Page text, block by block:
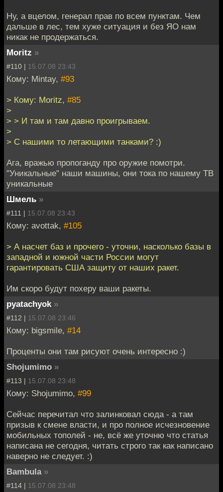
Ну, а вцелом, генерал прав по всем пунктам. Чем
дальше в лес, тем хуже ситуация и без ЯО нам
никак не продержаться.
Moritz »
#110 | 15.07.08 23:43
Кому: Mintay, #93
> Кому: Moritz, #85
>
> > И там и там давно проигрываем.
>
> С нашими то летающими танками? :)
Ага, вражью пропоганду про оружие помотри.
"Уникальные" наши машины, они тока по нашему ТВ
уникальные
Шмель »
#111 | 15.07.08 23:43
Кому: avottak, #105
> А насчет баз и прочего - уточни, насколько базы в
западной и южной части России могут
гарантировать США защиту от наших ракет.
Им скоро будут похеру ваши ракеты.
pyatachyok »
#112 | 15.07.08 23:46
Кому: bigsmile, #14
Проценты они там рисуют очень интересно :)
Shojumimo »
#113 | 15.07.08 23:48
Кому: Shojumimo, #99
Сейчас перечитал что залинковал сюда - а там
призыв к смене власти, и про полное исчезновение
мобильных тополей - не, всё же уточню что статья
написана не сегодня, читать строго так как написано
наверно не следует. :)
Bambula »
#114 | 15.07.08 23:48